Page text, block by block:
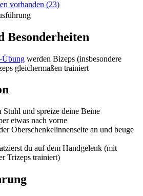
vorhanden (23)
Besonderheiten
Übung werden Bizeps (insbesondere
gleichermaßen trainiert
Stuhl und spreize deine Beine
etwas nach vorne
Oberschenkelinnenseite an und beuge
du auf dem Handgelenk (mit
Trizeps trainiert)